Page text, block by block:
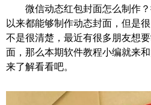
微信动态红包封面怎么制作？
以来都能够制作动态封面，但是
不是很清楚，最近有很多朋友想
面，那么本期软件教程小编就来
来了解看看吧。